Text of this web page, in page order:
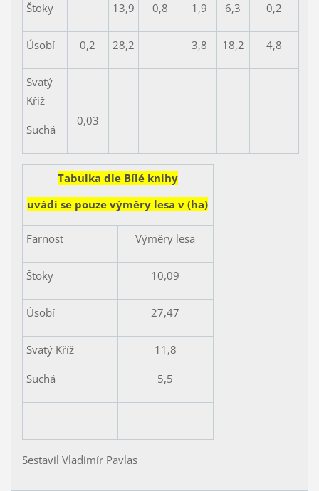
Štoky 13,9 0,8 1,9 6,3 0,2
Úsobí 0,2 28,2 3,8 18,2 4,8
Svatý
Kříž
Suchá
0,03
Tabulka dle Bílé knihy
uvádí se pouze výměry lesa v (ha)
Farnost Výměry lesa
Štoky 10,09
Úsobí 27,47
Svatý Kříž
Suchá
11,8
5,5
Sestavil Vladimír Pavlas